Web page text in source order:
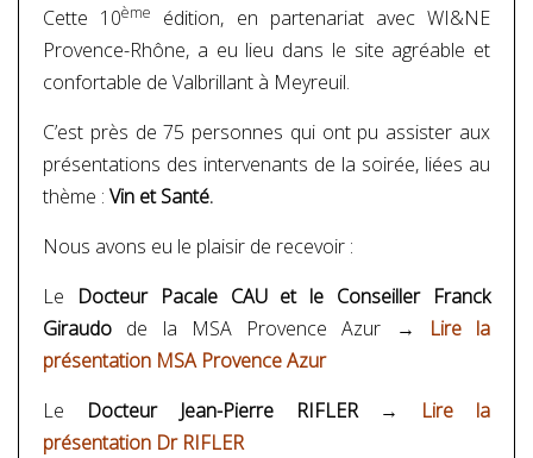
Cette 10ème
édition, en partenariat avec WI&NE
Provence-Rhône, a eu lieu dans le site agréable et
confortable de Valbrillant à Meyreuil.
C’est près de 75 personnes qui ont pu assister aux
présentations des intervenants de la soirée, liées au
thème : Vin et Santé.
Nous avons eu le plaisir de recevoir :
Le Docteur Pacale CAU et le Conseiller Franck
Giraudo de la MSA Provence Azur →
Lire la
présentation MSA Provence Azur
Le Docteur Jean-Pierre RIFLER→
Lire la
présentation Dr RIFLER